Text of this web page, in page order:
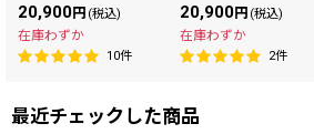
20,900円 (税込)
在庫わずか
10件
20,900円 (税込)
在庫わずか
2件
最近チェックした商品